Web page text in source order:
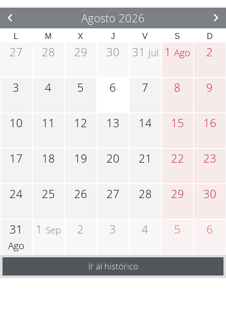
Agosto 2026
L M X J V S D
27 28 29 30 31 Jul 1Ago 2
3 4 5 6 7 8 9
10 11 12 13 14 15 16
17 18 19 20 21 22 23
24 25 26 27 28 29 30
31
Ago
1 Sep 2 3 4 5 6
Ir al histórico